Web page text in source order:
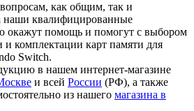
как общим, так и
наши квалифицированные
окажут помощь и помогут с выбором
комплектации карт памяти для
Switch.
в нашем интернет-магазине
и всей России (РФ), а также
из нашего магазина в